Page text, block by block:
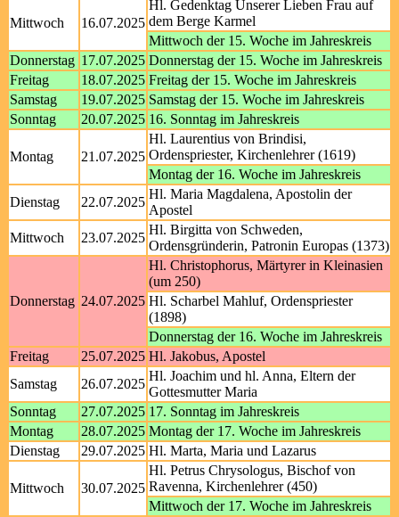
Mittwoch 16.07.2025
Hl. Gedenktag Unserer Lieben Frau auf
dem Berge Karmel
Mittwoch der 15. Woche im Jahreskreis
Donnerstag 17.07.2025 Donnerstag der 15. Woche im Jahreskreis
Freitag
18.07.2025 Freitag der 15. Woche im Jahreskreis
Samstag
19.07.2025 Samstag der 15. Woche im Jahreskreis
Sonntag
20.07.2025 16. Sonntag im Jahreskreis
Montag 21.07.2025
Hl. Laurentius von Brindisi,
Ordenspriester, Kirchenlehrer (1619)
Montag der 16. Woche im Jahreskreis
Dienstag
22.07.2025
Hl. Maria Magdalena, Apostolin der
Apostel
Mittwoch
23.07.2025
Hl. Birgitta von Schweden,
Ordensgründerin, Patronin Europas (1373)
Donnerstag 24.07.2025
Hl. Christophorus, Märtyrer in Kleinasien
(um 250)
Hl. Scharbel Mahluf, Ordenspriester
(1898)
Donnerstag der 16. Woche im Jahreskreis
Freitag
25.07.2025 Hl. Jakobus, Apostel
Samstag
26.07.2025
Hl. Joachim und hl. Anna, Eltern der
Gottesmutter Maria
Sonntag
27.07.2025 17. Sonntag im Jahreskreis
Montag
28.07.2025 Montag der 17. Woche im Jahreskreis
Dienstag
29.07.2025 Hl. Marta, Maria und Lazarus
Mittwoch 30.07.2025
Hl. Petrus Chrysologus, Bischof von
Ravenna, Kirchenlehrer (450)
Mittwoch der 17. Woche im Jahreskreis